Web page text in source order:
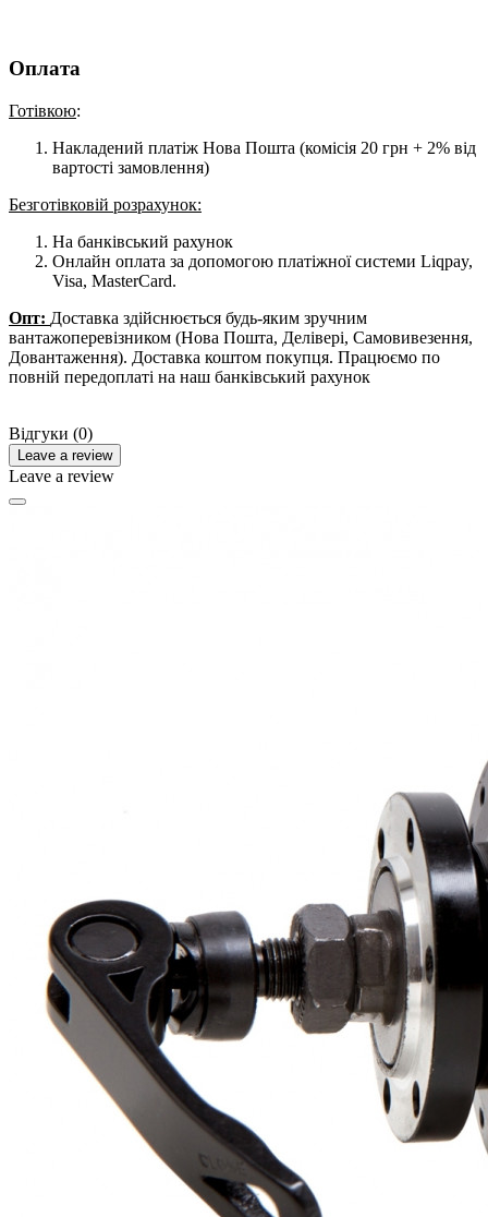
Оплата
Готівкою:
Накладений платіж Нова Пошта (комісія 20 грн + 2% від
вартості замовлення)
Безготівковій розрахунок:
На банківський рахунок
Онлайн оплата за допомогою платіжної системи Liqpay,
Visa, MasterCard.
Опт: Доставка здійснюється будь-яким зручним
вантажоперевізником (Нова Пошта, Делівері, Самовивезення,
Довантаження). Доставка коштом покупця. Працюємо по
повній передоплаті на наш банківський рахунок
Відгуки (0)
Leave a review
Leave a review